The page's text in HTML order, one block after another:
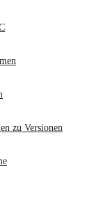
zu Versionen